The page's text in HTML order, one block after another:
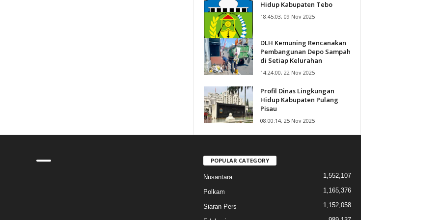
Hidup Kabupaten Tebo
18:45:03, 09 Nov 2025
DLH Kemuning Rencanakan
Pembangunan Depo Sampah
di Setiap Kelurahan
14:24:00, 22 Nov 2025
Profil Dinas Lingkungan
Hidup Kabupaten Pulang
Pisau
08:00:14, 25 Nov 2025
POPULAR CATEGORY
Nusantara 1,552,107
Polkam 1,165,376
Siaran Pers 1,152,058